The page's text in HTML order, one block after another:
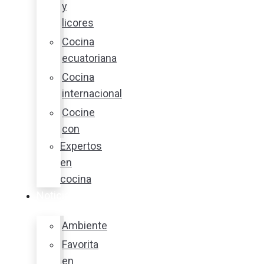
y
licores
Cocina
ecuatoriana
Cocina
internacional
Cocine
con
Expertos
en
cocina
Ambiente
Favorita
en